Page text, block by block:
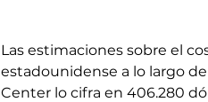
Las estimaciones sobre el
estadounidense a lo largo
Center lo cifra en 406.280